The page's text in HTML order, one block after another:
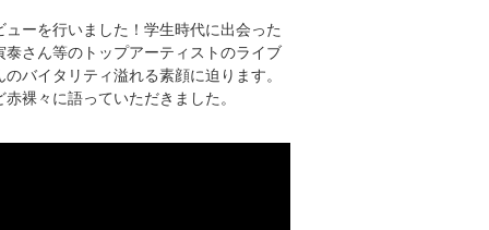
ーを行いました！学生時代に出会った
さん等のトップアーティストのライブ
バイタリティ溢れる素顔に迫ります。
裸々に語っていただきました。